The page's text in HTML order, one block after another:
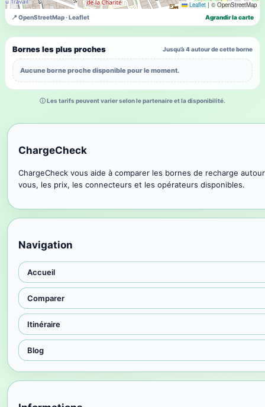
Leaflet | © OpenStreetMap
📍 OpenStreetMap · Leaflet Agrandir la carte
Bornes les plus proches Jusqu’à 4 autour de cette borne
Aucune borne proche disponible pour le moment.
ⓘ Les tarifs peuvent varier selon le partenaire et la disponibilité.
ChargeCheck
ChargeCheck vous aide à comparer les bornes de recharge
vous, les prix, les connecteurs et les opérateurs disponibles.
Navigation
Accueil
Comparer
Itinéraire
Blog